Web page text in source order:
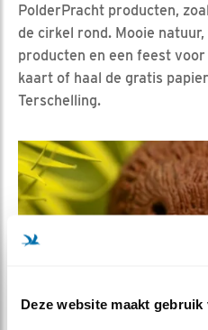
Deze website maakt gebruik
PolderPracht producten,
de cirkel rond. Mooie
producten en een feest
kaart of haal de gratis
Terschelling.